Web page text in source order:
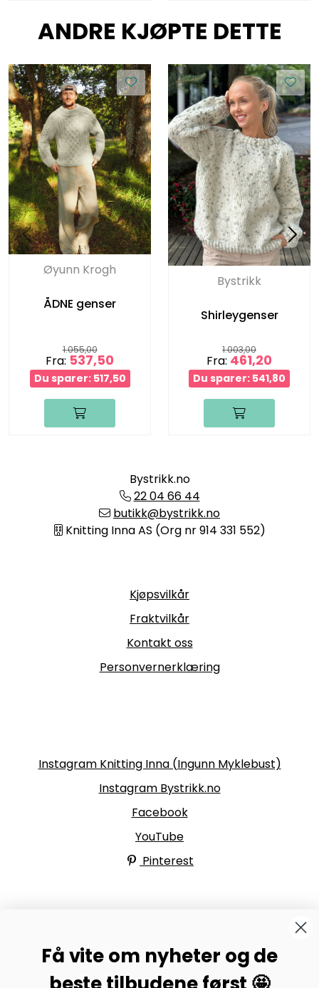
ANDRE KJØPTE DETTE
Øyunn Krogh
ÅDNE genser
1.055,00
Fra: 537,50
Du sparer: 517,50
Bystrikk
Shirleygenser
1.003,00
Fra: 461,20
Du sparer: 541,80
Bystrikk.no
22 04 66 44
butikk@bystrikk.no
Knitting Inna AS (Org nr 914 331 552)
Kjøpsvilkår
Fraktvilkår
Kontakt oss
Personvernerklæring
Instagram Knitting Inna (Ingunn Myklebust)
Instagram Bystrikk.no
Facebook
YouTube
Pinterest
Bli medlem av Bystrikk-forumet vårt på Facebook og
møt både designere og teststrikkere, samt 31.000
Få vite om nyheter og de